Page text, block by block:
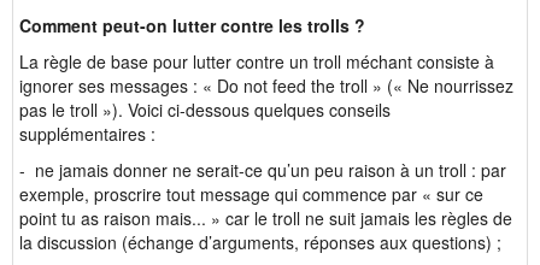
Comment peut-on lutter contre les trolls ?
La règle de base pour lutter contre un troll méchant consiste à
ignorer ses messages : « Do not feed the troll » (« Ne nourrissez
pas le troll »). Voici ci-dessous quelques conseils
supplémentaires :
- ne jamais donner ne serait-ce qu’un peu raison à un troll : par
exemple, proscrire tout message qui commence par « sur ce
point tu as raison mais... » car le troll ne suit jamais les règles de
la discussion (échange d’arguments, réponses aux questions) ;